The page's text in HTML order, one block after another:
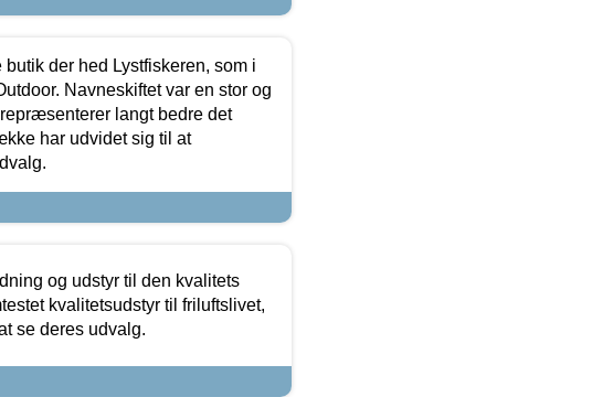
der hed Lystfiskeren, som i
Navneskiftet var en stor og
langt bedre det
har udvidet sig til at
og udstyr til den kvalitets
kvalitetsudstyr til friluftslivet,
se deres udvalg.